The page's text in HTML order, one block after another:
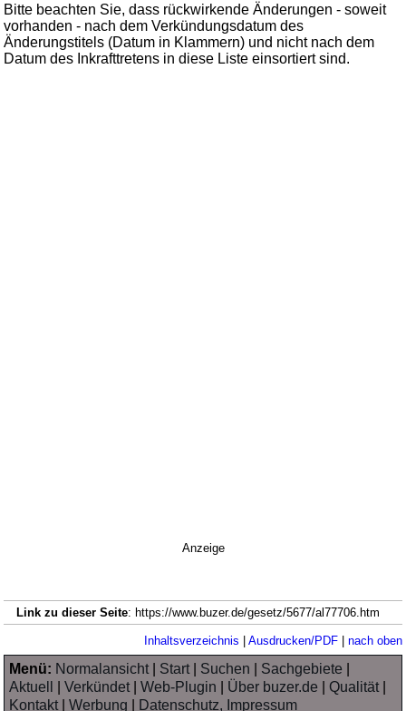
Bitte beachten Sie, dass rückwirkende Änderungen - soweit
vorhanden - nach dem Verkündungsdatum des
Änderungstitels (Datum in Klammern) und nicht nach dem
Datum des Inkrafttretens in diese Liste einsortiert sind.
Anzeige
Link zu dieser Seite: https://www.buzer.de/gesetz/5677/al77706.htm
Inhaltsverzeichnis | Ausdrucken/PDF| nach oben
Menü: Normalansicht| Start| Suchen Sachgebiete
Aktuell
|Verkündet|Web-Plugin Über buzer.de |Qualität|
Kontakt|Werbung Datenschutz, Impressum